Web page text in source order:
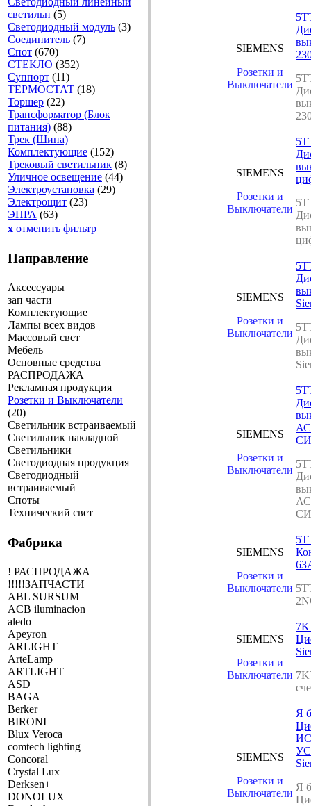
светильн (5)
Светодиодный модуль (3)
Соединитель (7)
Спот (670)
СТЕКЛО (352)
Суппорт (11)
ТЕРМОСТАТ (18)
Торшер (22)
Трансформатор (Блок
питания) (88)
Трек (Шина)
Комплектующие (152)
Трековый светильник (8)
Уличное освещение (44)
Электроустановка (29)
Электрощит (23)
ЭПРА (63)
x отменить фильтр
Направление
Аксессуары
зап части
Комплектующие
Лампы всех видов
Массовый свет
Мебель
Основные средства
РАСПРОДАЖА
Рекламная продукция
Розетки и Выключатели
(20)
Светильник встраиваемый
Светильник накладной
Светильники
Светодиодная продукция
Светодиодный
встраиваемый
Споты
Технический свет
Фабрика
! РАСПРОДАЖА
!!!!!ЗАПЧАСТИ
ABL SURSUM
ACB iluminacion
aledo
Apeyron
ARLIGHT
ArteLamp
ARTLIGHT
ASD
BAGA
Berker
BIRONI
Blux Veroca
comtech lighting
Concoral
Crystal Lux
Derksen+
DONOLUX
SIEMENS
Розетки и
Выключатели
SIEMENS
Розетки и
Выключатели
SIEMENS
Розетки и
Выключатели
SIEMENS
Розетки и
Выключатели
АС
АС
SIEMENS
Розетки и
Выключатели
SIEMENS
Розетки и
Выключатели
SIEMENS
Розетки и
Выключатели
Я
Я